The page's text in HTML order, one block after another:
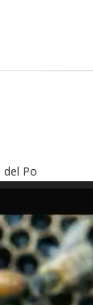
del Po